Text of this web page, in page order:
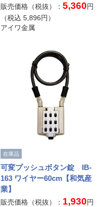
販売価格（税抜）：5,360円
（税込5,896円）
アイワ金属
在庫品
可変プッシュボタン錠 IB-
163 ワイヤー60cm【和気産
業】
販売価格（税抜）： 1,930円